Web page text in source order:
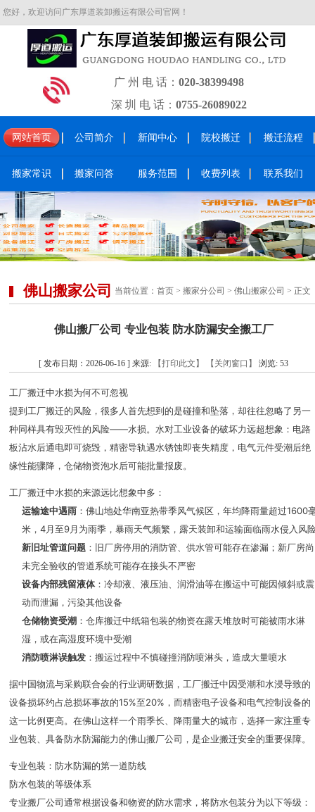
您好，欢迎访问广东厚道装卸搬运有限公司官网！
广 州 电 话： 020-38399498
深 圳 电 话： 0755-26089022
网站首页 公司简介 新闻中心 院校搬迁 搬迁流程
搬家常识 搬家问答 服务范围 收费列表 联系我们
佛山搬家公司 当前位置：首页 >搬家分公司 >佛山搬家公司 > 正文
佛山搬厂公司 专业包装 防水防漏安全搬工厂
[ 发布日期：2026-06-16 ] 来源: 【打印此文】 【关闭窗口】 浏览:53
工厂搬迁中水损为何不可忽视
提到工厂搬迁的风险，很多人首先想到的是碰撞和坠落，却往往忽略了另一
种同样具有毁灭性的风险——水损。水对工业设备的破坏力远超想象：电路
板沾水后通电即可烧毁，精密导轨遇水锈蚀即丧失精度，电气元件受潮后绝
缘性能骤降，仓储物资泡水后可能批量报废。
工厂搬迁中水损的来源远比想象中多：
运输途中遇雨 ：佛山地处华南亚热带季风气候区，年均降雨量超过1600
米，4月至9月为雨季，暴雨天气频繁，露天装卸和运输面临雨水侵入风
新旧址管道问题 ：旧厂房停用的消防管、供水管可能存在渗漏；新厂房尚
未完全验收的管道系统可能存在接头不严密
设备内部残留液体：冷却液、液压油、润滑油等在搬运中可能因倾斜或震
动而泄漏，污染其他设备
仓储物资受潮 ：仓库搬迁中纸箱包装的物资在露天堆放时可能被雨水淋
湿，或在高湿度环境中受潮
消防喷淋误触发 ：搬运过程中不慎碰撞消防喷淋头，造成大量喷水
据中国物流与采购联合会的行业调研数据，工厂搬迁中因受潮和水浸导致的
设备损坏约占总损坏事故的15%至20%，而精密电子设备和电气控制设备的
这一比例更高。在佛山这样一个雨季长、降雨量大的城市，选择一家注重专
业包装、具备防水防漏能力的佛山搬厂公司，是企业搬迁安全的重要保障。
专业包装：防水防漏的第一道防线
防水包装的等级体系
专业搬厂公司通常根据设备和物资的防水需求，将防水包装分为以下等级：